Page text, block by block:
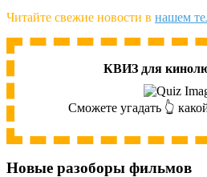
Читайте свежие новости в нашем
КВИЗ для
Сможете угадать 👆
Новые разоборы фильмов